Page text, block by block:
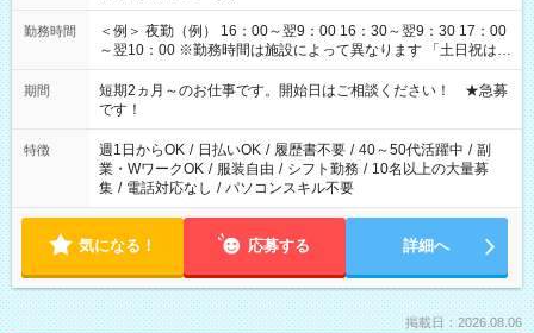
勤務時間
＜例＞ 夜勤（例） 16：00～翌9：00 16：30～翌9：30 17：00
～翌10：00 ※勤務時間は施設によって異なります 「土日祝は休
みたい」 「しっかり稼ぎたい」 「もう少し遅い時間から始めた
い」など ご希望にあったお仕事をご案内いたします。 ※未経験
の方の場合は1～2ヶ月間は日中での仕事を経験いただき、 お
仕事に慣れてからの夜勤になります。 ★家庭の都合でお休みが
必要な場合も遠慮なくご相談ください。
期間
短期2ヵ月～のお仕事です。開始日はご相談ください！ ★急募
です！
特徴 週1日からOK / 日払いOK / 履歴書不要 / 40～50代活躍中 / 副
業・WワークOK / 服装自由 / シフト勤務 / 10名以上の大量募
集 / 電話対応なし / パソコンスキル不要
気になる！ 応募する 詳細へ
掲載日：2026.08.06